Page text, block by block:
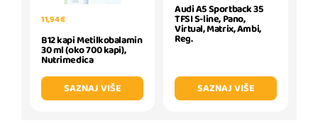
11,94 €
B12 kapi Metilkobalamin
30 ml (oko 700 kapi),
Nutrimedica
SAZNAJ VIŠE
Audi A5 Sportback 35
TFSI S-line, Pano,
Virtual, Matrix, Ambi,
Reg.
SAZNAJ VIŠE